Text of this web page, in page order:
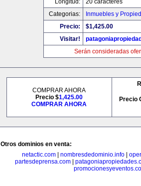
Longitud:
20 caracteres
Categorias:
Inmuebles y
Precio:
$1,425.00
Visitar!
Serán consideradas
COMPRAR AHORA
Precio $1,425.00
COMPRAR AHORA
Precio
Otros dominios en venta:
netactic.com| nombresdedominio.info|
partesdeprensa.com|